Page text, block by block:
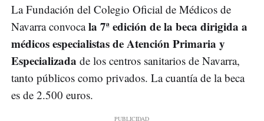
La Fundación del Colegio Oficial de Médicos de
Navarra convocala 7ª edición de la beca dirigida a
médicos especialistas de Atención Primaria y
Especializada de los centros sanitarios de Navarra,
tanto públicos como privados. La cuantía de la beca
es de 2.500 euros.